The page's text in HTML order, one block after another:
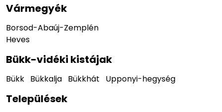
Vármegyék
Borsod-Abaúj-Zemplén
Heves
Bükk-vidéki kistájak
Bükk Bükkalja Bükkhát Upponyi-hegység
Települések